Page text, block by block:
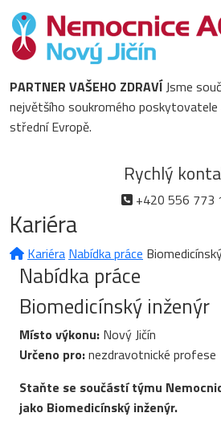
PARTNER VAŠEHO ZDRAVÍJsme
největšího soukromého
střední Evropě.
Rychlý
+420 556 773
Kariéra
Kariéra Nabídka práce
Nabídka práce
Biomedicínský inženýr
Místo výkonu: Nový Jičín
Určeno pro:nezdravotnické profese
Staňte se součástí týmu
jako Biomedicínský inženýr.